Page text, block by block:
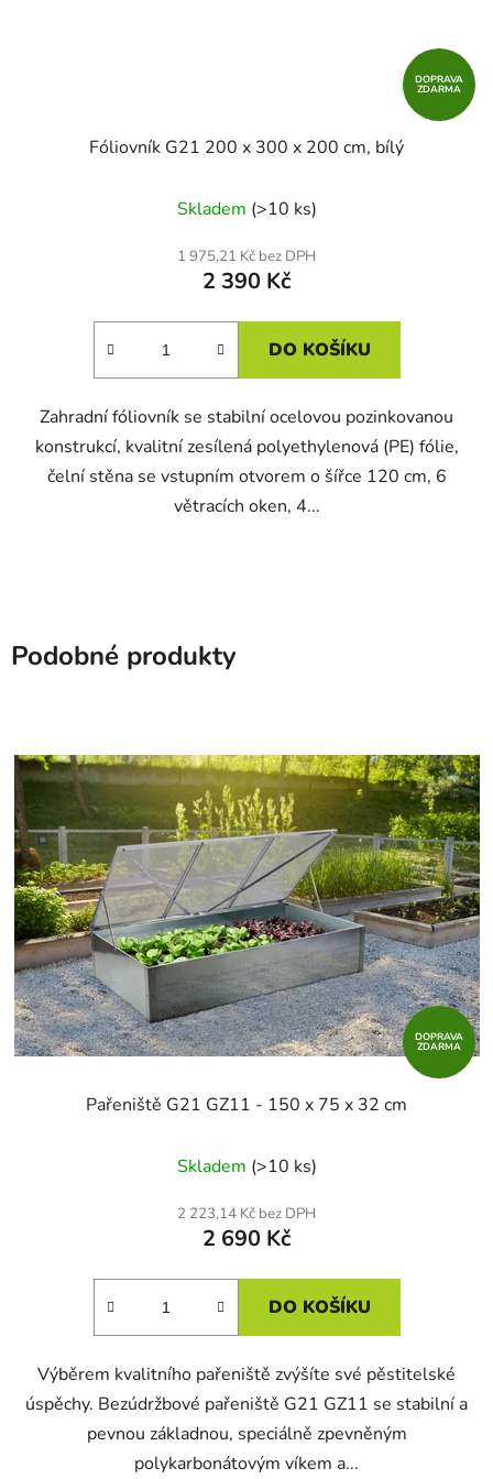
DOPRAVA
ZDARMA
Fóliovník G21 200 x 300 x 200 cm, bílý
Skladem (>10 ks)
1 975,21 Kč bez DPH
2 390 Kč
DO KOŠÍKU
Zahradní fóliovník se stabilní ocelovou pozinkovanou
konstrukcí, kvalitní zesílená polyethylenová (PE) fólie,
čelní stěna se vstupním otvorem o šířce 120 cm, 6
větracích oken, 4...
Podobné produkty
DOPRAVA
ZDARMA
Pařeniště G21 GZ11 - 150 x 75 x 32 cm
Skladem (>10 ks)
2 223,14 Kč bez DPH
2 690 Kč
DO KOŠÍKU
Výběrem kvalitního pařeniště zvýšíte své pěstitelské
úspěchy. Bezúdržbové pařeniště G21 GZ11 se stabilní a
pevnou základnou, speciálně zpevněným
polykarbonátovým víkem a...